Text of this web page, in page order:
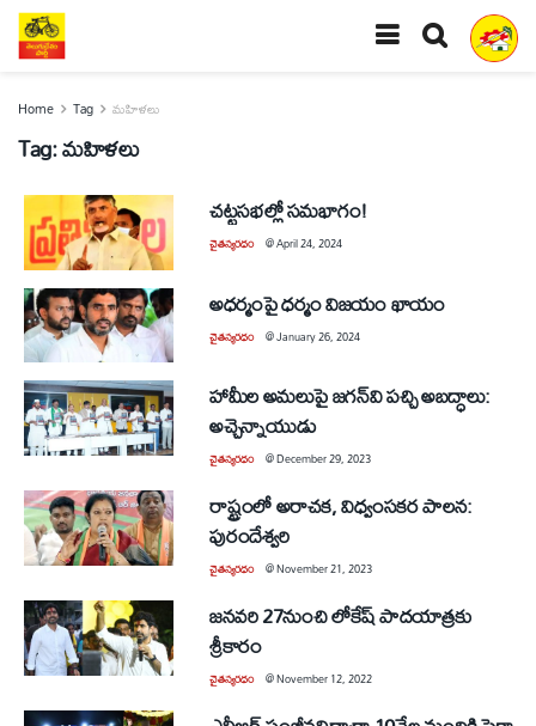
Home Tag మహిళలు
Tag:మహిళలు
చట్టసభల్లో సమభాగం!
చైతన్యరధం @April 24, 2024
అధర్మంపై ధర్మం విజయం ఖాయం
చైతన్యరధం @January 26, 2024
హామీల అమలుపై జగన్‌వి పచ్చి అబద్ధాలు:
అచ్చెన్నాయుడు
చైతన్యరధం @December 29, 2023
రాష్ట్రంలో అరాచక, విధ్వంసకర పాలన:
పురందేశ్వరి
చైతన్యరధం @November 21, 2023
జనవరి 27నుంచి లోకేష్‌ పాదయాత్రకు
శ్రీకారం
చైతన్యరధం @November 12, 2022